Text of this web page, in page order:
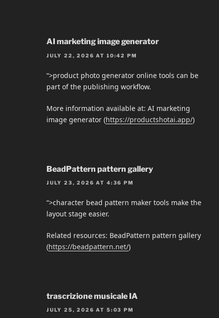
AI marketing image generator
JULY 22, 2026 AT 10:42 PM
“>product photo generator online tools can be
part of the publishing workflow.
More information available at: AI marketing
image generator (https://productshotai.app/)
BeadPattern pattern gallery
JULY 23, 2026 AT 4:36 PM
“>character bead pattern maker tools make the
layout stage easier.
Related resources: BeadPattern pattern gallery
(https://beadpattern.net/)
trascrizione musicale IA
JULY 25, 2026 AT 5:03 PM